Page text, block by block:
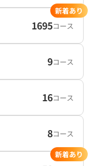
1695コース
新着あり
9コース
16コース
8コース
新着あり